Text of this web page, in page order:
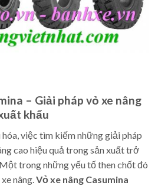
– Giải pháp vỏ xe nâng
khẩu
việc tìm kiếm những giải pháp
cao hiệu quả trong sản xuất trở
trong những yếu tố then chốt đó
nâng.Vỏ xe nâng Casumina